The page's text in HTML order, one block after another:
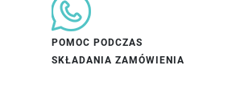
POMOC PODCZAS
SKŁADANIA ZAMÓWIENIA